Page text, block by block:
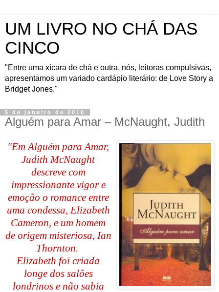
UM LIVRO NO CHÁ DAS
CINCO
"Entre uma xícara de chá e outra, nós, leitoras compulsivas,
apresentamos um variado cardápio literário: de Love Story a
Bridget Jones."
5 de janeiro de 2010
Alguém para Amar – McNaught, Judith
"Em Alguém para Amar,
Judith McNaught
descreve com
impressionante vigor e
emoção o romance entre
uma condessa, Elizabeth
Cameron, e um homem
de origem misteriosa, Ian
Thornton.
Elizabeth foi criada
longe dos salões
londrinos e não sabia